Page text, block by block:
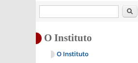
O Instituto
O Instituto